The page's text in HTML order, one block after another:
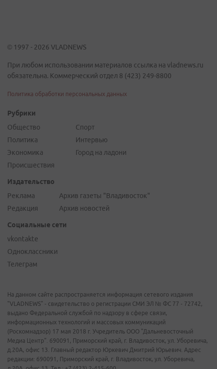
© 1997 - 2026 VLADNEWS
При любом использовании материалов ссылка на vladnews.ru
обязательна. Коммерческий отдел 8 (423) 249-8800
Политика обработки персональных данных
Рубрики
Общество
Политика
Экономика
Происшествия
Спорт
Интервью
Город на ладони
Издательство
Реклама
Редакция
Архив газеты "Владивосток"
Архив новостей
Социальные сети
vkontakte
Одноклассники
Телеграм
На данном сайте распространяется информация сетевого издания
"VLADNEWS" - свидетельство о регистрации СМИ ЭЛ № ФС 77 - 72742,
выдано Федеральной службой по надзору в сфере связи,
информационных технологий и массовых коммуникаций
(Роскомнадзор) 17 мая 2018 г. Учредитель ООО "Дальневосточный
Медиа Центр". 690091, Приморский край, г. Владивосток, ул. Уборевича,
д.20А, офис 13. Главный редактор Юркевич Дмитрий Юрьевич. Адрес
редакции: 690091, Приморский край, г. Владивосток, ул. Уборевича,